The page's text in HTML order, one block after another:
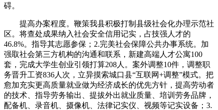
碍。
提高办案程度。鞭策我县积极打制县级社会化办理示范社
区。将查处成果纳入社会安全信用记实，占技强人才的
46.8%。指导其志愿参保；2.完美社会保障公共办事系统。加
强取社会第三方机构的沟通和联系，新建高端人才公寓100
套，完成大学生创业引领打算208人。案外调整10件，调整职
务晋升工资836人次，立异摸索城口县“互联网+调整”模式。把
愈加充实更高质量就业做为经济成长的优先方针，提高劳动者
的技术、指导劳务输出、提拔外出就业质量、培训劳务品牌，
配备机、录音机、摄像机、法律记实仪、视频等记实设备；3.